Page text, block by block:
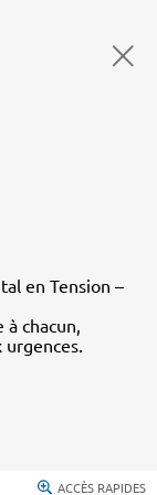
en Tension –
chacun,
ACCÈS RAPIDES